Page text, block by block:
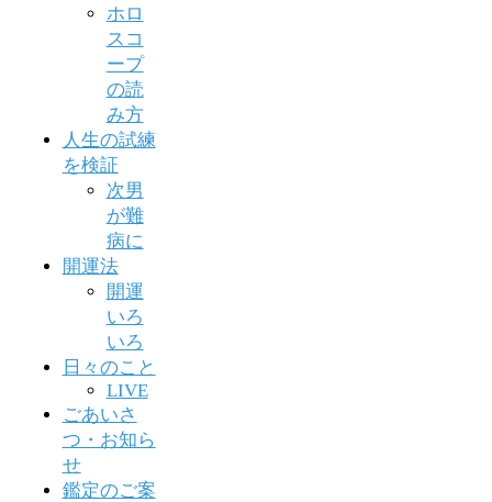
ホロ
スコ
ープ
の読
み方
人生の試練
を検証
次男
が難
病に
開運法
開運
いろ
いろ
日々のこと
LIVE
ごあいさ
つ・お知ら
せ
鑑定のご案